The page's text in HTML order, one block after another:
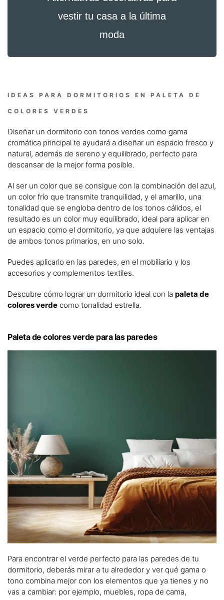
vestir tu casa a la última
moda
IDEAS PARA DORMITORIOS EN PALETA DE
COLORES VERDES
Diseñar un dormitorio con tonos verdes como gama
cromática principal te ayudará a diseñar un espacio fresco y
natural, además de sereno y equilibrado, perfecto para
descansar de la mejor forma posible.
Al ser un color que se consigue con la combinación del azul,
un color frío que transmite tranquilidad, y el amarillo, una
tonalidad que se engloba dentro de los tonos cálidos, el
resultado es un color muy equilibrado, ideal para aplicar en
un espacio como el dormitorio, ya que adquiere las ventajas
de ambos tonos primarios, en uno solo.
Puedes aplicarlo en las paredes, en el mobiliario y los
accesorios y complementos textiles.
Descubre cómo lograr un dormitorio ideal con la paleta de
colores verde como tonalidad estrella.
Paleta de colores verde para las paredes
Para encontrar el verde perfecto para las paredes de tu
dormitorio, deberás mirar a tu alrededor y ver qué gama o
tono combina mejor con los elementos que ya tienes y no
vas a cambiar: por ejemplo, muebles, ropa de cama,